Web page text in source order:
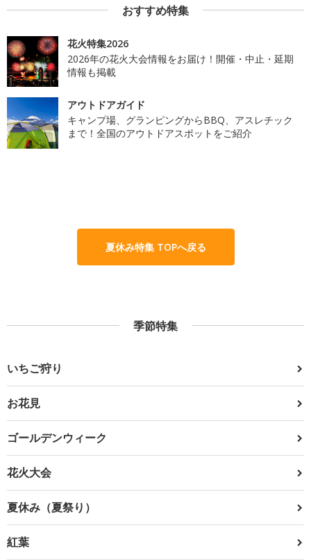
おすすめ特集
花火特集2026
2026年の花火大会情報をお届け！開催・中止・延期
情報も掲載
アウトドアガイド
キャンプ場、グランピングからBBQ、アスレチック
まで！全国のアウトドアスポットをご紹介
夏休み特集 TOPへ戻る
季節特集
いちご狩り
お花見
ゴールデンウィーク
花火大会
夏休み（夏祭り）
紅葉